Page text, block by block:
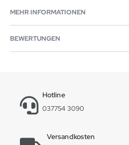
MEHR INFORMATIONEN
BEWERTUNGEN
Hotline
037754 3090
Versandkosten